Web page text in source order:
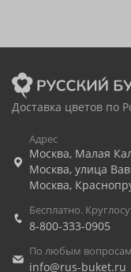
Доставка цветов по
Адрес
Москва, Малая
Москва, улица
Москва,
Бесплатно.
8-800-333-0905
По любым вопросам
info@rus-buket.ru